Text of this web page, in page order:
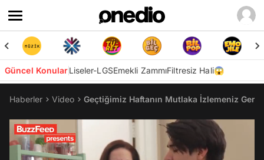
Güncel KonularLiseler-LGSEmekli ZammıFiltresiz Hali😱
Haberler Video Geçtiğimiz Haftanın Mutlaka İzlemeniz